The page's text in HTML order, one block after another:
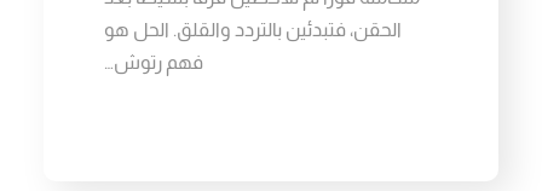
الحقن، فتبدئين بالتردد والقلق. الحل هو
فهم رتوش…